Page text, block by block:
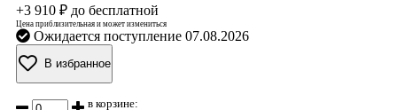
+3 910 ₽ до бесплатной
Цена приблизительная и может измениться
Ожидается поступление 07.08.2026
В избранное
в корзине: